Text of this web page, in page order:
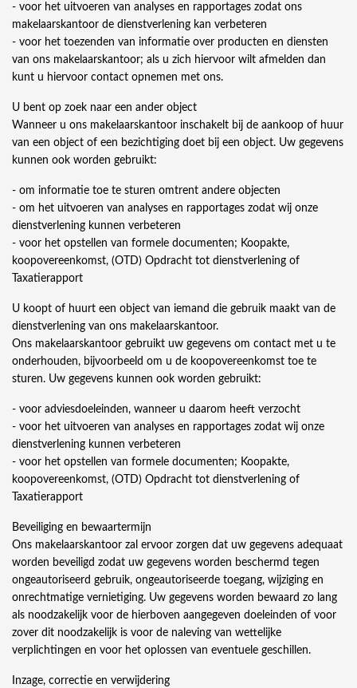
- voor het uitvoeren van analyses en rapportages zodat ons
makelaarskantoor de dienstverlening kan verbeteren
- voor het toezenden van informatie over producten en diensten
van ons makelaarskantoor; als u zich hiervoor wilt afmelden dan
kunt u hiervoor contact opnemen met ons.
U bent op zoek naar een ander object
Wanneer u ons makelaarskantoor inschakelt bij de aankoop of huur
van een object of een bezichtiging doet bij een object. Uw gegevens
kunnen ook worden gebruikt:
- om informatie toe te sturen omtrent andere objecten
- om het uitvoeren van analyses en rapportages zodat wij onze
dienstverlening kunnen verbeteren
- voor het opstellen van formele documenten; Koopakte,
koopovereenkomst, (OTD) Opdracht tot dienstverlening of
Taxatierapport
U koopt of huurt een object van iemand die gebruik maakt van de
dienstverlening van ons makelaarskantoor.
Ons makelaarskantoor gebruikt uw gegevens om contact met u te
onderhouden, bijvoorbeeld om u de koopovereenkomst toe te
sturen. Uw gegevens kunnen ook worden gebruikt:
- voor adviesdoeleinden, wanneer u daarom heeft verzocht
- voor het uitvoeren van analyses en rapportages zodat wij onze
dienstverlening kunnen verbeteren
- voor het opstellen van formele documenten; Koopakte,
koopovereenkomst, (OTD) Opdracht tot dienstverlening of
Taxatierapport
Beveiliging en bewaartermijn
Ons makelaarskantoor zal ervoor zorgen dat uw gegevens adequaat
worden beveiligd zodat uw gegevens worden beschermd tegen
ongeautoriseerd gebruik, ongeautoriseerde toegang, wijziging en
onrechtmatige vernietiging. Uw gegevens worden bewaard zo lang
als noodzakelijk voor de hierboven aangegeven doeleinden of voor
zover dit noodzakelijk is voor de naleving van wettelijke
verplichtingen en voor het oplossen van eventuele geschillen.
Inzage, correctie en verwijdering